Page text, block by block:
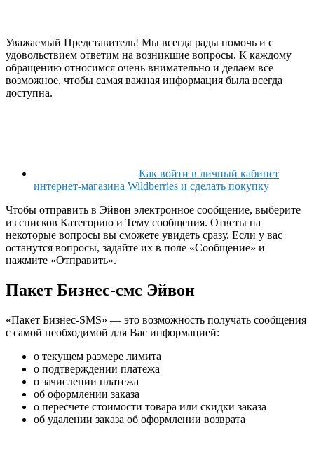
Уважаемый Представитель! Мы всегда рады помочь и с
удовольствием ответим на возникшие вопросы. К каждому
обращению относимся очень внимательно и делаем все
возможное, чтобы самая важная информация была всегда
доступна.
Как войти в личный кабинет
интернет-магазина Wildberries и сделать покупку
Чтобы отправить в Эйвон электронное сообщение, выберите
из списков Категорию и Тему сообщения. Ответы на
некоторые вопросы вы сможете увидеть сразу. Если у вас
останутся вопросы, задайте их в поле «Сообщение» и
нажмите «Отправить».
Пакет Бизнес-смс Эйвон
«Пакет Бизнес-SMS» — это возможность получать сообщения
с самой необходимой для Вас информацией:
о текущем размере лимита
о подтверждении платежа
о зачислении платежа
об оформлении заказа
о пересчете стоимости товара или скидки заказа
об удалении заказа об оформлении возврата